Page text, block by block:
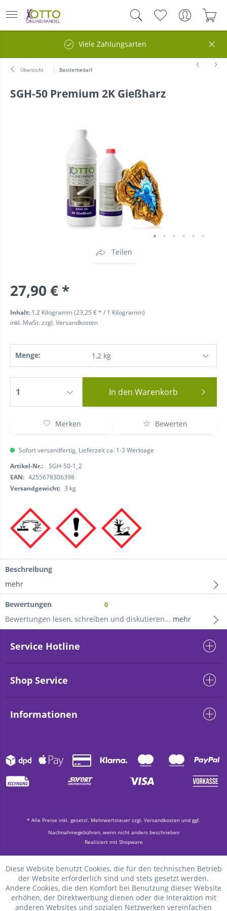
Viele Zahlungsarten
Übersicht Bastlerbedarf
SGH-50 Premium 2K Gießharz
Teilen
27,90 € *
Inhalt: 1.2 Kilogramm (23,25 € * / 1 Kilogramm)
inkl. MwSt.zzgl. Versandkosten
Menge:
In den Warenkorb
Merken Bewerten
Sofort versandfertig, Lieferzeit ca. 1-3 Werktage
Artikel-Nr.:
SGH-50-1_2
EAN: 4255678306398
Versandgewicht: 3 kg
Beschreibung
mehr
Bewertungen 0
Bewertungen lesen, schreiben und diskutieren... mehr
Service Hotline
Shop Service
Informationen
* Alle Preise inkl. gesetzl. Mehrwertsteuer zzgl. Versandkosten und ggf.
Nachnahmegebühren, wenn nicht anders beschrieben
Realisiert mit Shopware
Diese Website benutzt Cookies, die für den technischen Betrieb
der Website erforderlich sind und stets gesetzt werden.
Andere Cookies, die den Komfort bei Benutzung dieser Website
erhöhen, der Direktwerbung dienen oder die Interaktion mit
anderen Websites und sozialen Netzwerken vereinfachen